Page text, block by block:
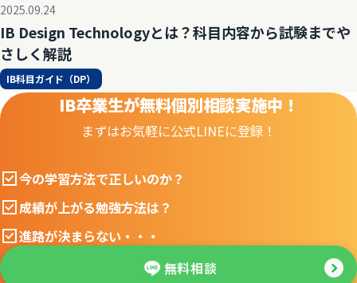
2025.09.24
IB Design Technologyとは？科目内容から試験までや
さしく解説
IB科目ガイド（DP）
IB卒業生が無料個別相談実施中！
まずはお気軽に公式LINEに登録！
今の学習方法で正しいのか？
成績が上がる勉強方法は？
進路が決まらない・・・
無料相談